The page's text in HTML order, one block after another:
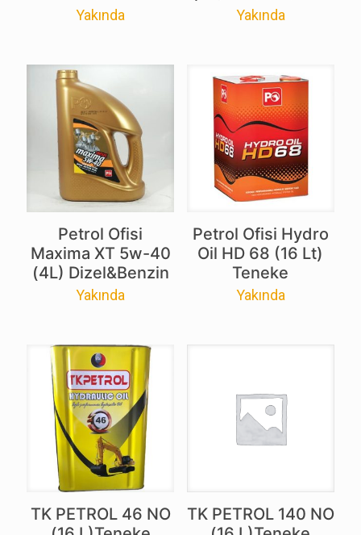
Yakında Yakında
Petrol Ofisi
Maxima XT 5w-40
(4L) Dizel&Benzin
Yakında
Petrol Ofisi Hydro
Oil HD 68 (16 Lt)
Teneke
Yakında
TK PETROL 46 NO
TK PETROL 140 NO